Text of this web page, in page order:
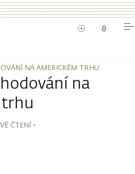
NA AMERICKÉM TRHU
NA AMERICKÉM TRHU
na
ČTENÍ・